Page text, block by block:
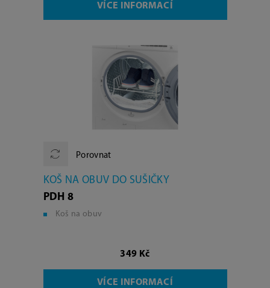
VÍCE INFORMACÍ
Porovnat
KOŠ NA OBUV DO SUŠIČKY
PDH 8
Koš na obuv
349 Kč
VÍCE INFORMACÍ